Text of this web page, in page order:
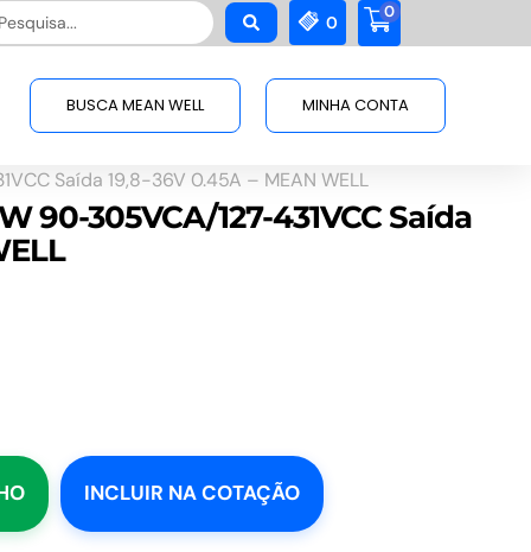
0
0
BUSCA MEAN WELL MINHA CONTA
Saída 19,8-36V 0.45A – MEAN WELL
90-305VCA/127-431VCC Saída
INCLUIR NA COTAÇÃO